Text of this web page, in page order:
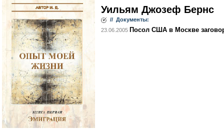
Уильям Джозеф Бернс
// Документы:
23.06.2005 Посол США в Москве